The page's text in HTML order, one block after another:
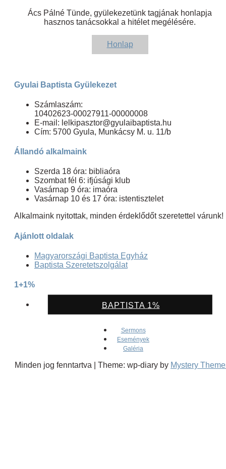
Ács Pálné Tünde, gyülekezetünk tagjának honlapja
hasznos tanácsokkal a hitélet megélésére.
Honlap
Gyulai Baptista Gyülekezet
Számlaszám:
10402623-00027911-00000008
E-mail: lelkipasztor@gyulaibaptista.hu
Cím: 5700 Gyula, Munkácsy M. u. 11/b
Állandó alkalmaink
Szerda 18 óra: bibliaóra
Szombat fél 6: ifjúsági klub
Vasárnap 9 óra: imaóra
Vasárnap 10 és 17 óra: istentisztelet
Alkalmaink nyitottak, minden érdeklődőt szeretettel várunk!
Ajánlott oldalak
Magyarországi Baptista Egyház
Baptista Szeretetszolgálat
1+1%
BAPTISTA 1%
Sermons
Események
Galéria
Minden jog fenntartva Theme: wp-diary by Mystery